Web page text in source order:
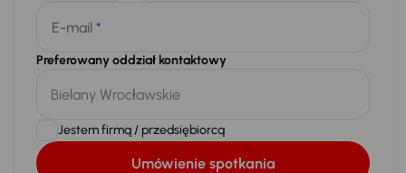
E-mail *
Preferowany oddział kontaktowy
Jestem firmą / przedsiębiorcą
Umówienie spotkania